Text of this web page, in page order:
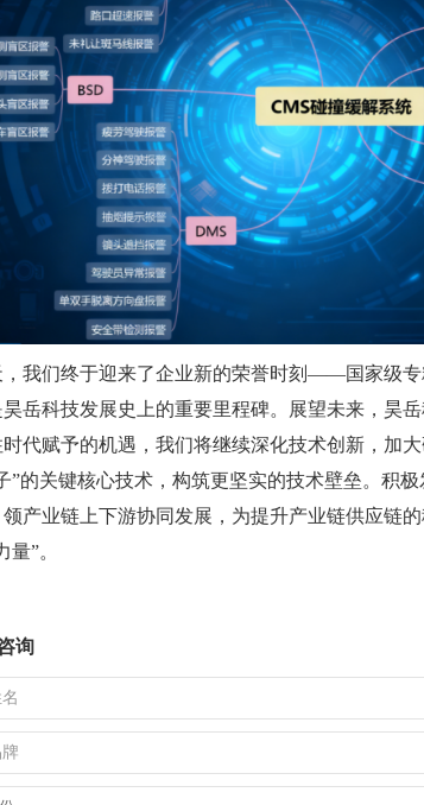
，我们终于迎来了企业新的荣誉时刻——国家级专
岳科技发展史上的重要里程碑。展望未来，昊岳
代赋予的机遇，我们将继续深化技术创新，加
”的关键核心技术，构筑更坚实的技术壁垒。积
产业链上下游协同发展，为提升产业链供应链
量”。
询